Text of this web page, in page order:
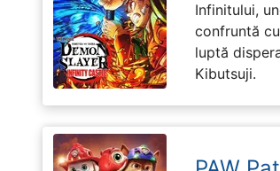
Infinitului,
confruntă
luptă
Kibutsuji.